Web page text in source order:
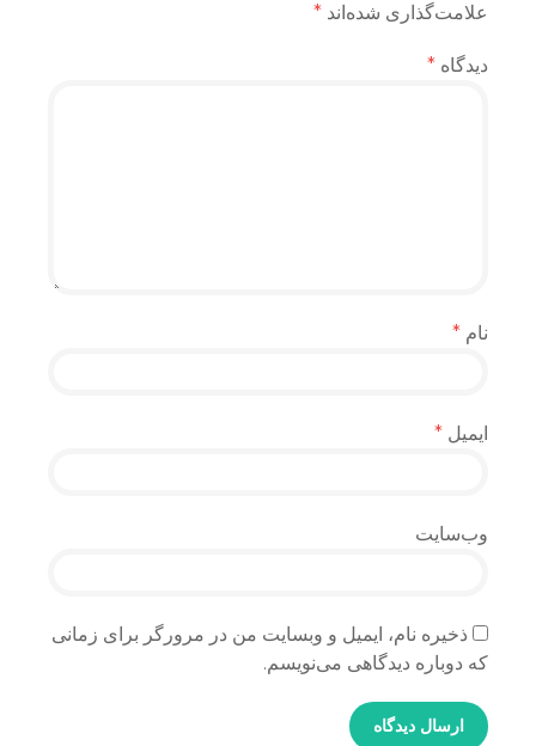
علامت‌گذاری شده‌اند *
دیدگاه *
نام *
ایمیل *
وب‌سایت
ذخیره نام، ایمیل و وبسایت من در مرورگر برای زمانی
که دوباره دیدگاهی می‌نویسم.